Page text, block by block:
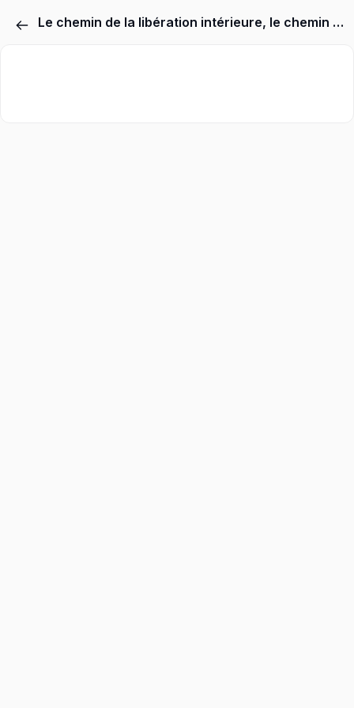
Le chemin de la libération intérieure, le chemin qu'on ne voit voit pas, l'objectif que la Vie a pour nous